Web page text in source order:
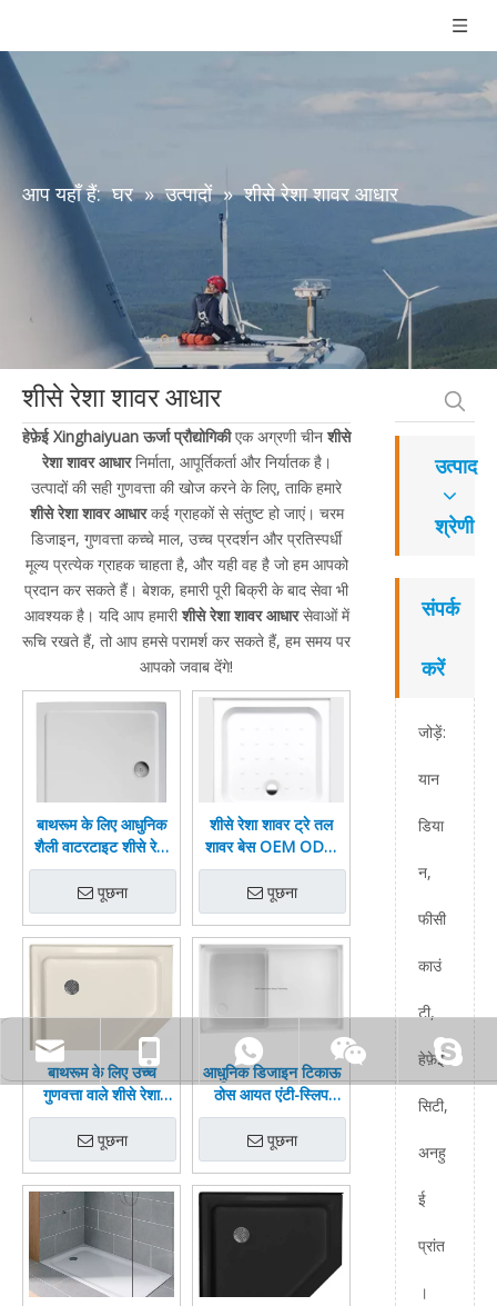
आप यहाँ हैं: घर » उत्पादों » शीसे रेशा शावर आधार
शीसे रेशा शावर आधार
हेफ़ेई Xinghaiyuan ऊर्जा प्रौद्योगिकीएक अग्रणी चीनशीसे
रेशा शावर आधारनिर्माता, आपूर्तिकर्ता और निर्यातक है।
उत्पादों की सही गुणवत्ता की खोज करने के लिए, ताकि हमारे
शीसे रेशा शावर आधारकई ग्राहकों से संतुष्ट हो जाएं। चरम
डिजाइन, गुणवत्ता कच्चे माल, उच्च प्रदर्शन और प्रतिस्पर्धी
मूल्य प्रत्येक ग्राहक चाहता है, और यही वह है जो हम आपको
प्रदान कर सकते हैं। बेशक, हमारी पूरी बिक्री के बाद सेवा भी
आवश्यक है। यदि आप हमारीशीसे रेशा शावर आधारसेवाओं में
रूचि रखते हैं, तो आप हमसे परामर्श कर सकते हैं, हम समय पर
आपको जवाब देंगे!
बाथरूम के लिए आधुनिक
शैली वाटरटाइट शीसे रेशा
फ्लैट शावर बेस एफआरपी
शावर ट्रे
पूछना
शीसे रेशा शावर ट्रे तल
शावर बेस OEM ODM
डिज़ाइन को अनुकूलित करें
पूछना
बाथरूम के लिए उच्च
गुणवत्ता वाले शीसे रेशा
शावर ट्रे फ्लैट तल शावर
बेस
पूछना
आधुनिक डिजाइन टिकाऊ
ठोस आयत एंटी-स्लिप
शावर बेस FRP शावर ट्रे
फाइबरग्लास शो पैन
बाथरूम के लिए
पूछना
उत्पाद
श्रेणी
संपर्क
करें
जोड़ें:
यान
डिया
न,
फीसी
काउं
टी,
हेफ़ेई
सिटी,
अनहु
ई
प्रांत
।